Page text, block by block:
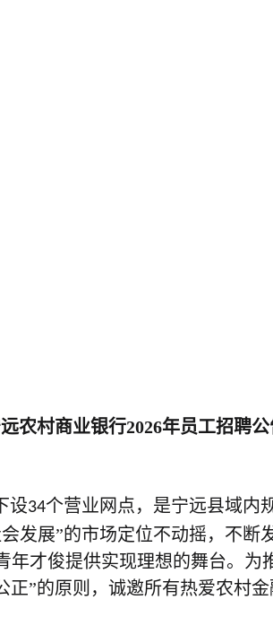
农村商业银行2026年员工招聘
设34个营业网点，是宁远县域内
发展”的市场定位不动摇，不
才俊提供实现理想的舞台。
正”的原则，诚邀所有热爱农村